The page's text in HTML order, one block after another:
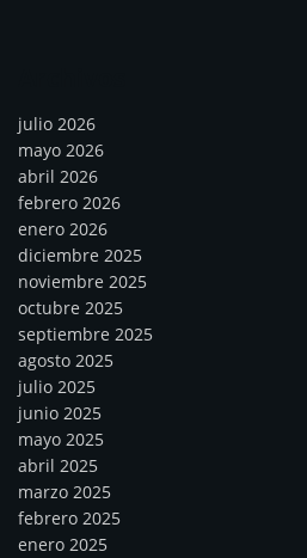
julio 2026
mayo 2026
abril 2026
febrero 2026
enero 2026
diciembre 2025
noviembre 2025
octubre 2025
septiembre 2025
agosto 2025
julio 2025
junio 2025
mayo 2025
abril 2025
marzo 2025
febrero 2025
enero 2025